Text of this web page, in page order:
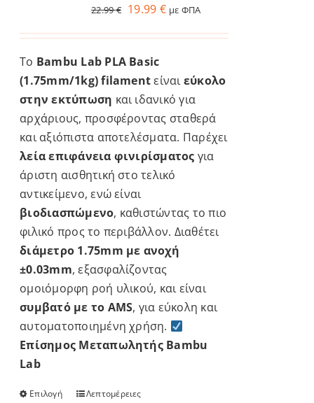
στη
σελίδα
προϊόντος
22.99€ Original
22.99 €.
19.99 €Η
19.99 €.
με ΦΠΑ
Το Bambu Lab PLA Basic
(1.75mm/1kg) filamentείναιεύκολο
στην εκτύπωση και ιδανικό για
αρχάριους, προσφέροντας σταθερά
και αξιόπιστα αποτελέσματα. Παρέχει
λεία επιφάνεια φινιρίσματος για
άριστη αισθητική στο τελικό
αντικείμενο, ενώ είναι
βιοδιασπώμενο, καθιστώντας το πιο
φιλικό προς το περιβάλλον. Διαθέτει
διάμετρο 1.75mm με ανοχή
±0.03mm, εξασφαλίζοντας
ομοιόμορφη ροή υλικού, και είναι
συμβατό με το AMS, για εύκολη και
αυτοματοποιημένη χρήση.
Επίσημος Μεταπωλητής Bambu
Lab
Επιλογή
Αυτό
Λεπτομέρειες